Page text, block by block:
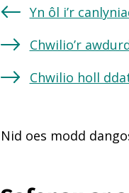
Yn ôl i’r
Chwilio’r
Chwilio holl
Nid oes modd